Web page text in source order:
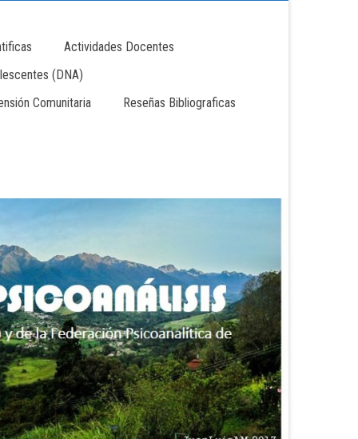
Actividades Docentes
(DNA)
Comunitaria
Reseñas Bibliograficas